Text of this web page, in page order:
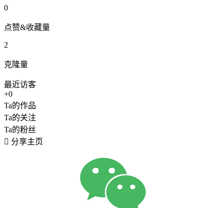
0
点赞&收藏量
2
克隆量
最近访客
+0
Ta的作品
Ta的关注
Ta的粉丝
 分享主页